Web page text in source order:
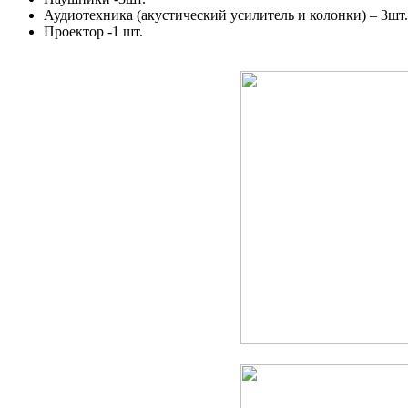
Аудиотехника (акустический усилитель и колонки) –
Проектор -1 шт.